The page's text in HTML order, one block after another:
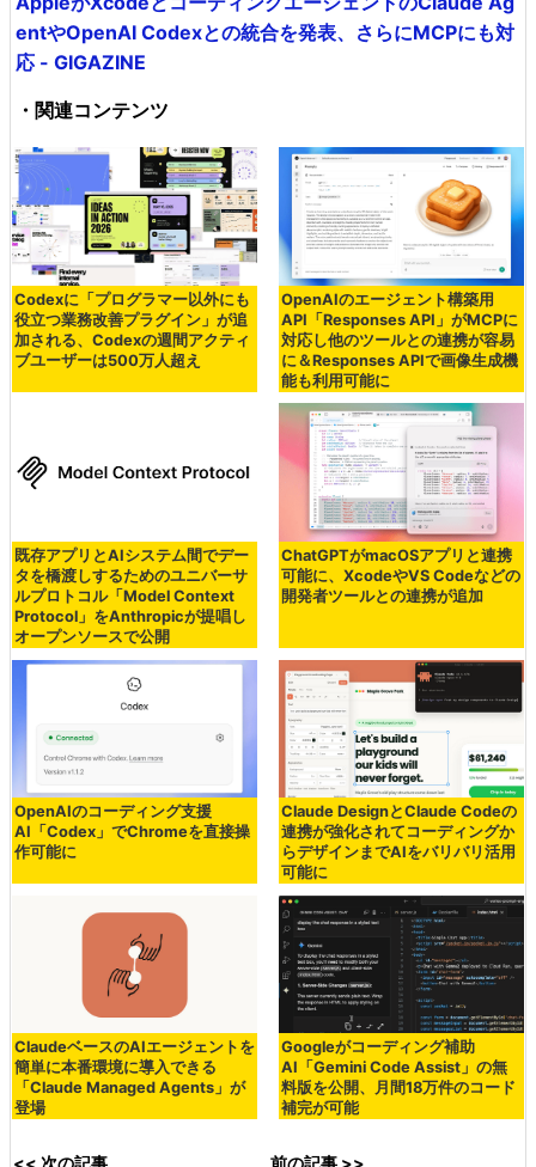
entやOpenAI Codexとの統合を発表、さらにMCPにも対
応 - GIGAZINE
・関連コンテンツ
Codexに「プログラマー以外にも
役立つ業務改善プラグイン」が追
加される、Codexの週間アクティ
ブユーザーは500万人超え
OpenAIのエージェント構築用
API「Responses API」がMCPに
対応し他のツールとの連携が容易
に＆Responses APIで画像生成機
能も利用可能に
既存アプリとAIシステム間でデー
タを橋渡しするためのユニバーサ
ルプロトコル「Model Context
Protocol」をAnthropicが提唱し
オープンソースで公開
ChatGPTがmacOSアプリと連携
可能に、XcodeやVS Codeなどの
開発者ツールとの連携が追加
OpenAIのコーディング支援
AI「Codex」でChromeを直接操
作可能に
Claude DesignとClaude Codeの
連携が強化されてコーディングか
らデザインまでAIをバリバリ活用
可能に
ClaudeベースのAIエージェントを
簡単に本番環境に導入できる
「Claude Managed Agents」が
登場
Googleがコーディング補助
AI「Gemini Code Assist」の無
料版を公開、月間18万件のコード
補完が可能
<< 次の記事 前の記事 >>